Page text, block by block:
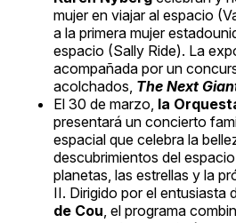
mujer en viajar al espacio
a la primera mujer
espacio (Sally Ride). La
acompañada por un
acolchados, The Next
El 30 de marzo, la
presentará un concierto
espacial que celebra la
descubrimientos del
planetas, las estrellas y la
II. Dirigido por el entusiasta
de Cou , el programa